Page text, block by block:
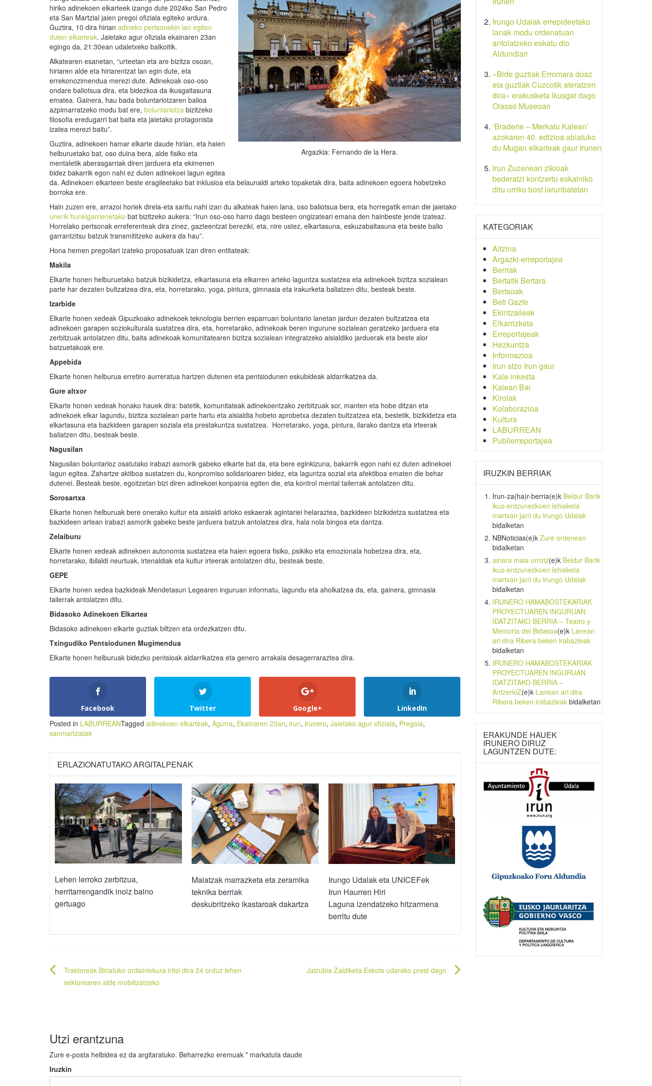
Argazkia: Fernando de la Hera.
hiriko adinekoen elkarteek izango dute 2024ko San Pedro
eta San Martzial jaien pregoi ofiziala egiteko ardura.
Guztira, 10 dira hirian adineko pertsonekin lan egiten
duten elkarteak. Jaietako agur ofiziala ekainaren 23an
egingo da, 21:30ean udaletxeko balkoitik.
Alkatearen esanetan, “urteetan eta are bizitza osoan,
hiriaren alde eta hiriarentzat lan egin dute, eta
errekonozimendua merezi dute. Adinekoak oso-oso
ondare baliotsua dira, eta bidezkoa da ikusgaitasuna
ematea. Gainera, hau bada boluntariotzaren balioa
azpimarratzeko modu bat ere, boluntariotza bizitzeko
filosofia eredugarri bat baita eta jaietako protagonista
izatea merezi baitu”.
Guztira, adinekoen hamar elkarte daude hirian, eta haien
helburuetako bat, oso duina bera, alde fisiko eta
mentaletik aberasgarriak diren jarduera eta ekimenen
bidez bakarrik egon nahi ez duten adinekoei lagun egitea
da. Adinekoen elkarteen beste eragileetako bat inklusioa eta belaunaldi arteko topaketak dira, baita adinekoen egoera hobetzeko
borroka ere.
Hain zuzen ere, arrazoi horiek direla-eta saritu nahi izan du alkateak haien lana, oso baliotsua bera, eta horregatik eman die jaietako
unerik hunkigarrienetako bat bizitzeko aukera: “Irun oso-oso harro dago besteen ongizateari emana den hainbeste jende izateaz.
Horrelako pertsonak erreferenteak dira zinez, gazteentzat bereziki, eta, nire ustez, elkartasuna, eskuzabaltasuna eta beste balio
garrantzitsu batzuk transmititzeko aukera da hau”.
Hona hemen pregoilari izateko proposatuak izan diren entitateak:
Makila
Elkarte honen helburuetako batzuk bizikidetza, elkartasuna eta elkarren arteko laguntza sustatzea eta adinekoek bizitza sozialean
parte har dezaten bultzatzea dira, eta, horretarako, yoga, pintura, gimnasia eta irakurketa baliatzen ditu, besteak beste.
Izarbide
Elkarte honen xedeak Gipuzkoako adinekoek teknologia berrien esparruan boluntario lanetan jardun dezaten bultzatzea eta
adinekoen garapen soziokulturala sustatzea dira, eta, horretarako, adinekoak beren ingurune sozialean geratzeko jarduera eta
zerbitzuak antolatzen ditu, baita adinekoak komunitatearen bizitza sozialean integratzeko aisialdiko jarduerak eta beste alor
batzuetakoak ere.
Appebida
Elkarte honen helburua erretiro aurreratua hartzen dutenen eta pentsiodunen eskubideak aldarrikatzea da.
Gure altxor
Elkarte honen xedeak honako hauek dira: batetik, komunitateak adinekoentzako zerbitzuak sor, manten eta hobe ditzan eta
adinekoek elkar lagundu, bizitza sozialean parte hartu eta aisialdia hobeto aprobetxa dezaten bultzatzea eta, bestetik, bizikidetza eta
elkartasuna eta bazkideen garapen soziala eta prestakuntza sustatzea. Horretarako, yoga, pintura, ilarako dantza eta irteerak
baliatzen ditu, besteak beste.
Nagusilan
Nagusilan boluntarioz osatutako irabazi asmorik gabeko elkarte bat da, eta bere eginkizuna, bakarrik egon nahi ez duten adinekoei
lagun egitea. Zahartze aktiboa sustatzen du, konpromiso solidarioaren bidez, eta laguntza sozial eta afektiboa ematen die behar
dutenei. Besteak beste, egoitzetan bizi diren adinekoei konpainia egiten die, eta kontrol mental tailerrak antolatzen ditu.
Sorosartxa
Elkarte honen helburuak bere onerako kultur eta aisialdi arloko eskaerak agintariei helaraztea, bazkideen bizikidetza sustatzea eta
bazkideen artean irabazi asmorik gabeko beste jarduera batzuk antolatzea dira, hala nola bingoa eta dantza.
Zelaiburu
Elkarte honen xedeak adinekoen autonomia sustatzea eta haien egoera fisiko, psikiko eta emozionala hobetzea dira, eta,
horretarako, ibilaldi neurtuak, irtenaldiak eta kultur irteerak antolatzen ditu, besteak beste.
GEPE
Elkarte honen xedea bazkideak Mendetasun Legearen inguruan informatu, lagundu eta aholkatzea da, eta, gainera, gimnasia
tailerrak antolatzen ditu.
Bidasoko Adinekoen Elkartea
Bidasoko adinekoen elkarte guztiak biltzen eta ordezkatzen ditu.
Txingudiko Pentsiodunen Mugimendua
Elkarte honen helburuak bidezko pentsioak aldarrikatzea eta genero arrakala desagerraraztea dira.
Facebook Twitter Google+ LinkedIn
Posted in LABURREANTagged adinekoen elkarteak, Agurra, Ekainaren 23an, irun, irunero, Jaietako agur ofiziala, Pregoia,
sanmartzialak
ERLAZIONATUTAKO ARGITALPENAK
Lehen lerroko zerbitzua,
herritarrengandik inoiz baino
gertuago
Maiatzak marrazketa eta zeramika
teknika berriak
deskubritzeko ikastaroak dakartza
Irungo Udalak eta UNICEFek
Irun Haurren Hiri
Laguna izendatzeko hitzarmena
berritu dute
Bidalketetan
zehar
Traktoreak Biriatuko ordainlekura iritsi dira 24 orduz lehen
sektorearen alde mobilizatzeko
Jaizubia Zaldiketa Eskola udarako prest dago
Utzi erantzuna
Zure e-posta helbidea ez da argitaratuko. Beharrezko eremuak * markatuta daude
Iruzkin
Irungo Udalak errepideetako
lanak modu ordenatuan
antolatzeko eskatu dio
Aldundiari
«Bide guztiak Erromara doaz
eta guztiak Cuzcotik ateratzen
dira» erakusketa ikusgai dago
Oiasso Museoan
‘Braderie – Merkatu Kalean’
azokaren 40. edizioa abiatuko
du Mugan elkarteak gaur Irunen
Irun Zuzenean zikloak
bederatzi kontzertu eskainiko
ditu urriko bost larunbatetan
KATEGORIAK
Aitzina
Argazki-erreportajea
Berriak
Bertatik Bertara
Bertsoak
Beti Gazte
Ekintzaileak
Elkarrizketa
Erreportajeak
Hezkuntza
Informazioa
Irun atzo Irun gaur
Kale inkesta
Kalean Bai
Kirolak
Kolaborazioa
Kultura
LABURREAN
Publierreportajea
IRUZKIN BERRIAK
Irun-za(ha)r-berria(e)k Beldur Barik
ikus-entzunezkoen lehiaketa
martxan jarri du Irungo Udalak
bidalketan
NBNoticias(e)k Zure ordenean
bidalketan
ainara maia urrotz(e)k Beldur Barik
ikus-entzunezkoen lehiaketa
martxan jarri du Irungo Udalak
bidalketan
IRUNERO HAMABOSTEKARIAK
PROYECTUAREN INGURUAN
IDATZITAKO BERRIA – Teatro y
Memoria del Bidasoa(e)k Lanean
ari dira Ribera beken irabazleak
bidalketan
IRUNERO HAMABOSTEKARIAK
PROYECTUAREN INGURUAN
IDATZITAKO BERRIA –
AntzerkiZ(e)k Lanean ari dira
Ribera beken irabazleakbidalketan
ERAKUNDE HAUEK
IRUNERO DIRUZ
LAGUNTZEN DUTE: